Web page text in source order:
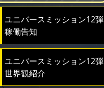
ユニバースミッション12弾
稼働告知
ユニバースミッション12弾
世界観紹介